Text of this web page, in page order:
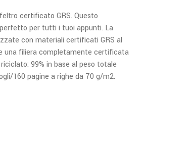
certificato GRS. Questo
per tutti i tuoi appunti. La
con materiali certificati GRS al
una filiera completamente certificata
99% in base al peso totale
160 pagine a righe da 70 g/m2.